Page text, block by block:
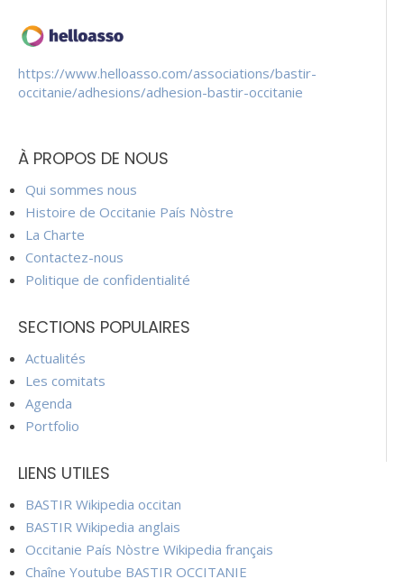
https://www.helloasso.com/associations/bastir-
occitanie/adhesions/adhesion-bastir-occitanie
À PROPOS DE NOUS
Qui sommes nous
Histoire de Occitanie País Nòstre
La Charte
Contactez-nous
Politique de confidentialité
SECTIONS POPULAIRES
Actualités
Les comitats
Agenda
Portfolio
LIENS UTILES
BASTIR Wikipedia occitan
BASTIR Wikipedia anglais
Occitanie País Nòstre Wikipedia français
Chaîne Youtube BASTIR OCCITANIE